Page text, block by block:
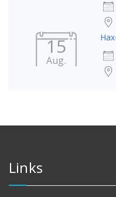
15
Aug.
Links